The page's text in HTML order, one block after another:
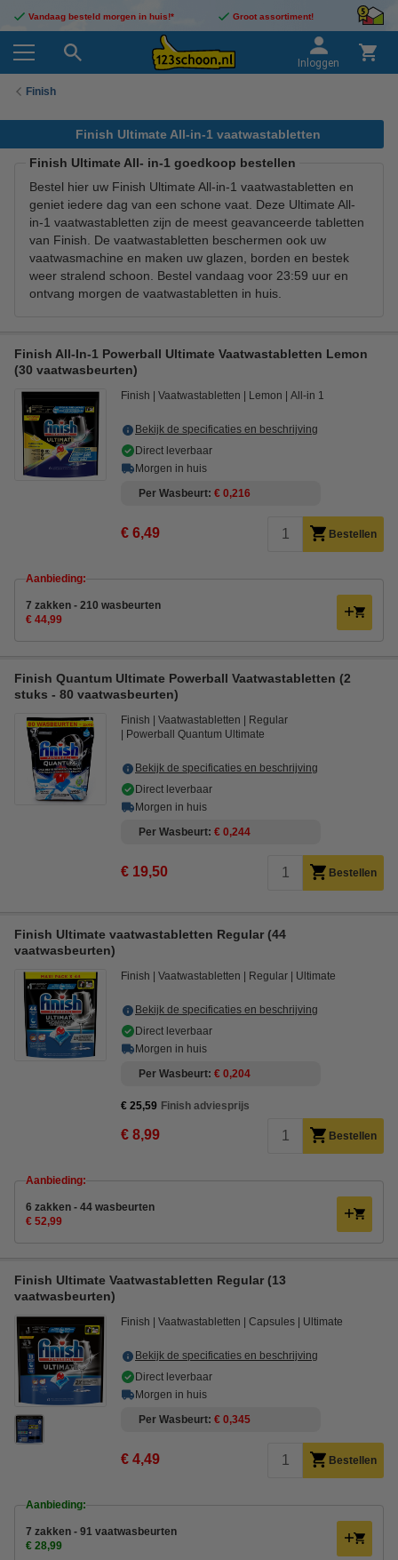
Vandaag besteld morgen in huis!* Groot assortiment!
Inloggen
Finish
Finish Ultimate All-in-1 vaatwastabletten
Finish Ultimate All- in-1 goedkoop bestellen
Bestel hier uw Finish Ultimate All-in-1 vaatwastabletten en
geniet iedere dag van een schone vaat. Deze Ultimate All-
in-1 vaatwastabletten zijn de meest geavanceerde tabletten
van Finish. De vaatwastabletten beschermen ook uw
vaatwasmachine en maken uw glazen, borden en bestek
weer stralend schoon. Bestel vandaag voor 23:59 uur en
ontvang morgen de vaatwastabletten in huis.
Finish All-In-1 Powerball Ultimate Vaatwastabletten Lemon
(30 vaatwasbeurten)
Finish Vaatwastabletten Lemon All-in 1
Bekijk de specificaties en beschrijving
Direct leverbaar
Morgen in huis
Per Wasbeurt € 0,216
€ 6,49 Bestellen
Aanbieding:
7 zakken - 210 wasbeurten
€ 44,99
Finish Quantum Ultimate Powerball Vaatwastabletten (2
stuks - 80 vaatwasbeurten)
Finish Vaatwastabletten
Regular
Powerball Quantum Ultimate
Bekijk de specificaties en beschrijving
Direct leverbaar
Morgen in huis
Per Wasbeurt € 0,244
€ 19,50 Bestellen
Finish Ultimate vaatwastabletten Regular (44
vaatwasbeurten)
Finish Vaatwastabletten Regular Ultimate
Bekijk de specificaties en beschrijving
Direct leverbaar
Morgen in huis
Per Wasbeurt € 0,204
€ 25,59 Finish adviesprijs
€ 8,99 Bestellen
Aanbieding:
6 zakken - 44 wasbeurten
€ 52,99
Finish Ultimate Vaatwastabletten Regular (13
vaatwasbeurten)
Finish Vaatwastabletten Capsules Ultimate
Bekijk de specificaties en beschrijving
Direct leverbaar
Morgen in huis
Per Wasbeurt € 0,345
€ 4,49 Bestellen
Aanbieding:
7 zakken - 91 vaatwasbeurten
€ 28,99